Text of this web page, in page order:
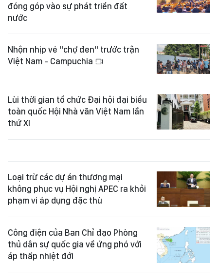
đóng góp vào sự phát triển đất
nước
Nhộn nhịp vé "chợ đen" trước trận
Việt Nam - Campuchia
Lùi thời gian tổ chức Đại hội đại biểu
toàn quốc Hội Nhà văn Việt Nam lần
thứ XI
Loại trừ các dự án thương mại
không phục vụ Hội nghị APEC ra khỏi
phạm vi áp dụng đặc thù
Công điện của Ban Chỉ đạo Phòng
thủ dân sự quốc gia về ứng phó với
áp thấp nhiệt đới